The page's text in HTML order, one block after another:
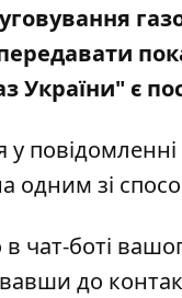
України" є
у повідомленні
одним зі
в чат-боті
до